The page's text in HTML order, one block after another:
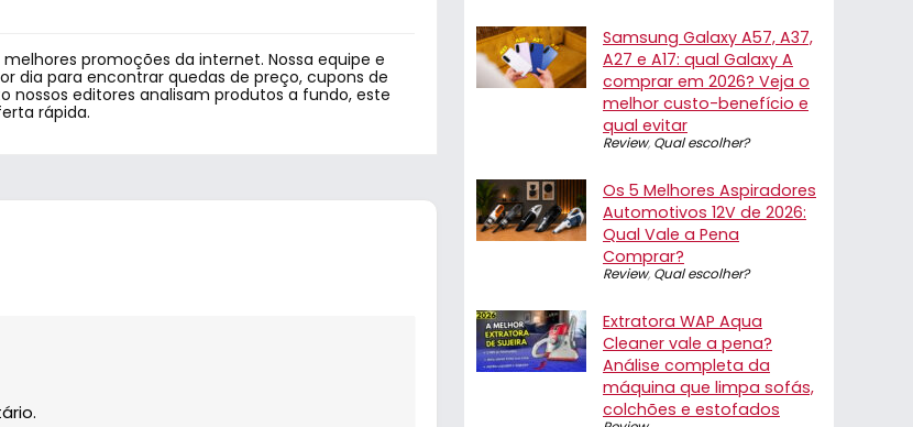
promoções da internet. Nossa equipe e
dia para encontrar quedas de preço, cupons de
nossos editores analisam produtos a fundo, este
rápida.
Samsung Galaxy A57, A37,
A27 e A17: qual Galaxy A
comprar em 2026? Veja o
melhor custo-benefício e
qual evitar
Review, Qual escolher?
Os 5 Melhores Aspiradores
Automotivos 12V de 2026:
Qual Vale a Pena
Comprar?
Review, Qual escolher?
Extratora WAP Aqua
Cleaner vale a pena?
Análise completa da
máquina que limpa sofás,
colchões e estofados